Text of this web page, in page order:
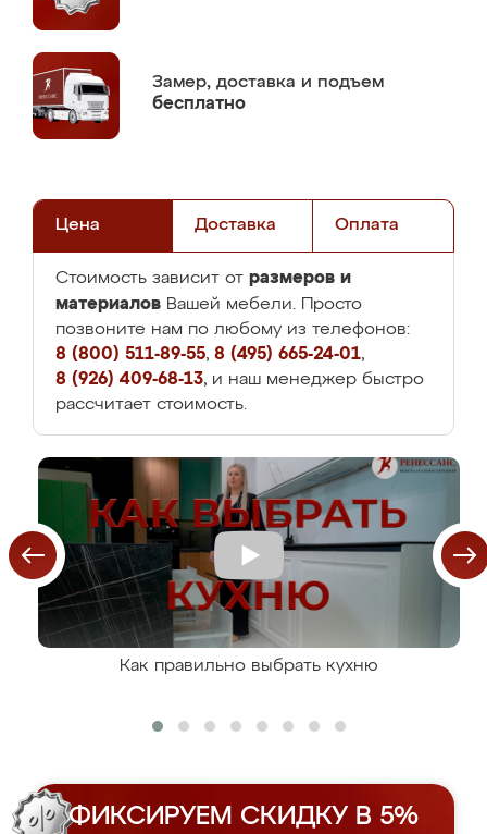
Замер, доставка и подъем
бесплатно
Цена Доставка Оплата
Стоимость зависит от размеров и
материалов Вашей мебели. Просто
позвоните нам по любому из телефонов:
8 (800) 511-89-55, 8 (495) 665-24-01,
8 (926) 409-68-13, и наш менеджер быстро
рассчитает стоимость.
Как правильно выбрать кухню
ФИКСИРУЕМ СКИДКУ В 5%